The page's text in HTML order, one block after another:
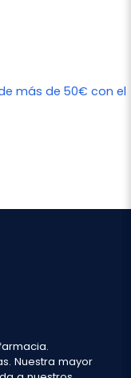
más de 50€ con el
Nuestra mayor